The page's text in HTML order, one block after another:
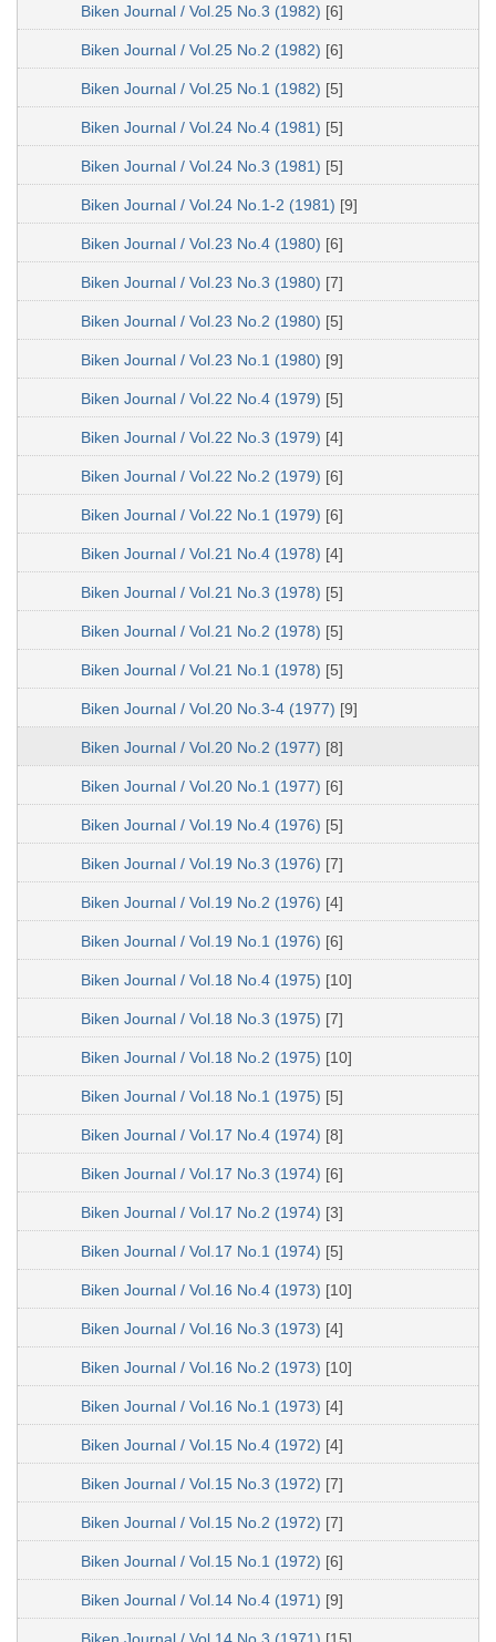
Biken Journal / Vol.25 No.3 (1982) [6]
Biken Journal / Vol.25 No.2 (1982) [6]
Biken Journal / Vol.25 No.1 (1982) [5]
Biken Journal / Vol.24 No.4 (1981) [5]
Biken Journal / Vol.24 No.3 (1981) [5]
Biken Journal / Vol.24 No.1-2 (1981) [9]
Biken Journal / Vol.23 No.4 (1980) [6]
Biken Journal / Vol.23 No.3 (1980) [7]
Biken Journal / Vol.23 No.2 (1980) [5]
Biken Journal / Vol.23 No.1 (1980) [9]
Biken Journal / Vol.22 No.4 (1979) [5]
Biken Journal / Vol.22 No.3 (1979) [4]
Biken Journal / Vol.22 No.2 (1979) [6]
Biken Journal / Vol.22 No.1 (1979) [6]
Biken Journal / Vol.21 No.4 (1978) [4]
Biken Journal / Vol.21 No.3 (1978) [5]
Biken Journal / Vol.21 No.2 (1978) [5]
Biken Journal / Vol.21 No.1 (1978) [5]
Biken Journal / Vol.20 No.3-4 (1977) [9]
Biken Journal / Vol.20 No.2 (1977) [8]
Biken Journal / Vol.20 No.1 (1977) [6]
Biken Journal / Vol.19 No.4 (1976) [5]
Biken Journal / Vol.19 No.3 (1976) [7]
Biken Journal / Vol.19 No.2 (1976) [4]
Biken Journal / Vol.19 No.1 (1976) [6]
Biken Journal / Vol.18 No.4 (1975) [10]
Biken Journal / Vol.18 No.3 (1975) [7]
Biken Journal / Vol.18 No.2 (1975) [10]
Biken Journal / Vol.18 No.1 (1975) [5]
Biken Journal / Vol.17 No.4 (1974) [8]
Biken Journal / Vol.17 No.3 (1974) [6]
Biken Journal / Vol.17 No.2 (1974) [3]
Biken Journal / Vol.17 No.1 (1974) [5]
Biken Journal / Vol.16 No.4 (1973) [10]
Biken Journal / Vol.16 No.3 (1973) [4]
Biken Journal / Vol.16 No.2 (1973) [10]
Biken Journal / Vol.16 No.1 (1973) [4]
Biken Journal / Vol.15 No.4 (1972) [4]
Biken Journal / Vol.15 No.3 (1972) [7]
Biken Journal / Vol.15 No.2 (1972) [7]
Biken Journal / Vol.15 No.1 (1972) [6]
Biken Journal / Vol.14 No.4 (1971) [9]